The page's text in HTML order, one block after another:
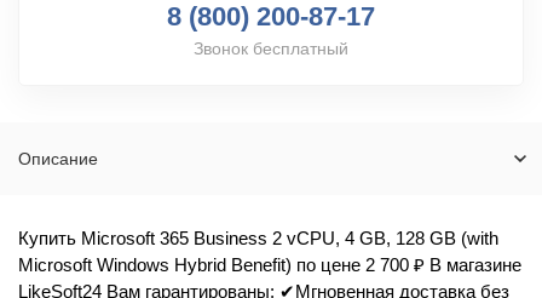
8 (800) 200-87-17
Звонок бесплатный
Описание
Купить Microsoft 365 Business 2 vCPU, 4 GB, 128 GB (with
Microsoft Windows Hybrid Benefit) по цене 2 700 ₽ В магазине
LikeSoft24 Вам гарантированы: ✔Мгновенная доставка без